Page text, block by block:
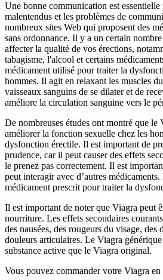
Une bonne communication est
malentendus et les problèmes de
nombreux sites Web qui proposent des
sans ordonnance. Il y a un certain
affecter la qualité de vos érections,
tabagisme, l'alcool et certains
médicament utilisé pour traiter la
hommes. Il agit en relaxant les muscles
vaisseaux sanguins de se dilater et de
améliore la circulation sanguine vers le
De nombreuses études ont montré que le
améliorer la fonction sexuelle chez les
dysfonction érectile. Il est important de
prudence, car il peut causer des effets
le prenez pas correctement. Il est
peut interagir avec d’autres
médicament prescrit pour traiter la
Il est important de noter que Viagra peut
nourriture. Les effets secondaires
des nausées, des rougeurs du visage, des
douleurs articulaires. Le Viagra
substance active que le Viagra original.
Vous pouvez commander votre Viagra en